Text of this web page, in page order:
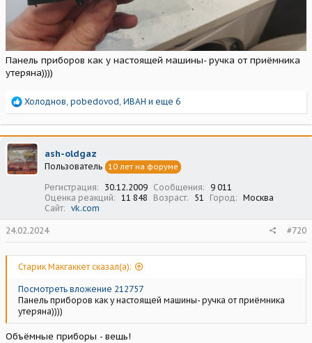
Панель приборов как у настоящей машины- ручка от приёмника
утеряна))))
Р
а
к
ц
и
и
Холоднов, pobedovod, ИВАН и еще 6
ash-oldgaz
Пользователь 10 лет на форуме
Регистрация 30.12.2009 Сообщения
9 011
Оценка реакций
11 848 Возраст 51 Город
Москва
Сайт
vk.com
24.02.2024 #720
Старик Макгаккет сказал(а):
Посмотреть вложение 212757
Панель приборов как у настоящей машины- ручка от приёмника
утеряна))))
Объёмные приборы - вещь!